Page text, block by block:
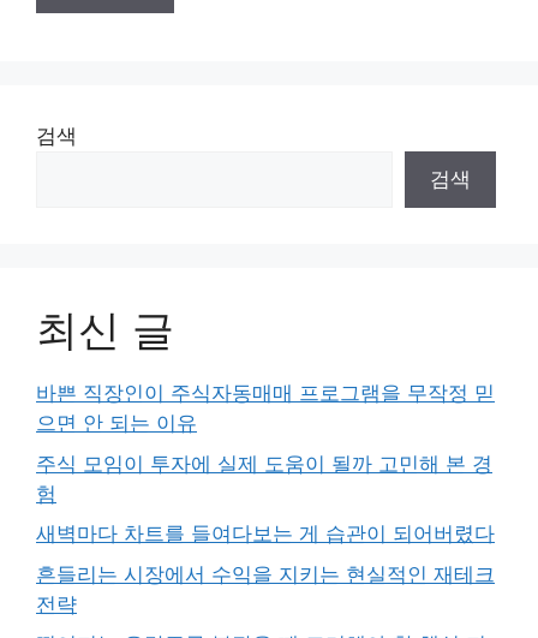
검색
검색
최신 글
바쁜 직장인이 주식자동매매 프로그램을 무작정 믿
으면 안 되는 이유
주식 모임이 투자에 실제 도움이 될까 고민해 본 경
험
새벽마다 차트를 들여다보는 게 습관이 되어버렸다
흔들리는 시장에서 수익을 지키는 현실적인 재테크
전략